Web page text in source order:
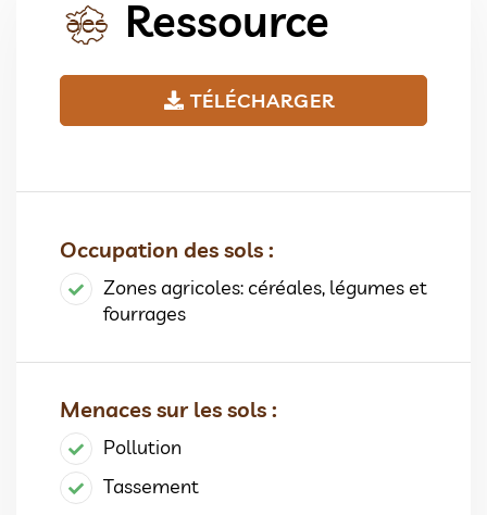
Ressource
TÉLÉCHARGER
Occupation des sols :
Zones agricoles: céréales, légumes et
fourrages
Menaces sur les sols :
Pollution
Tassement